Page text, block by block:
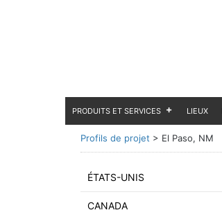
PRODUITS ET SERVICES LIEUX
Profils de projet > El Paso, NM
ÉTATS-UNIS
CANADA